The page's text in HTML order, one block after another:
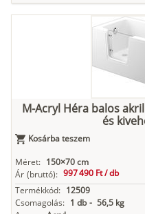
M-Acryl Héra balos
és
Kosárba teszem
Méret: 150×70 cm
Ár (bruttó): 997 490 Ft /db
Termékkód: 12509
Csomagolás: 1 db - 56,5 kg